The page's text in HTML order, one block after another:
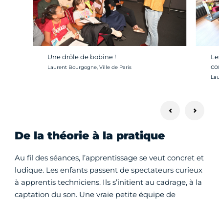
Une drôle de bobine !
Crédit photo :
Laurent Bourgogne, Ville de Paris
De la théorie à la pratique
Au fil des séances, l’apprentissage se veut concret et
ludique. Les enfants passent de spectateurs curieux
à apprentis techniciens. Ils s’initient au cadrage, à la
captation du son. Une vraie petite équipe de